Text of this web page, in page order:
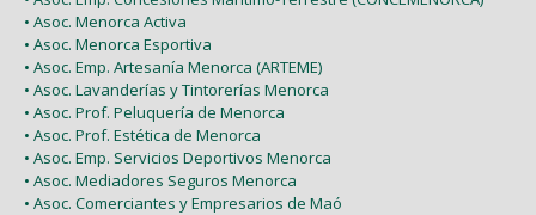
• Asoc. Menorca Activa
• Asoc. Menorca Esportiva
• Asoc. Emp. Artesanía Menorca (ARTEME)
• Asoc. Lavanderías y Tintorerías Menorca
• Asoc. Prof. Peluquería de Menorca
• Asoc. Prof. Estética de Menorca
• Asoc. Emp. Servicios Deportivos Menorca
• Asoc. Mediadores Seguros Menorca
• Asoc. Comerciantes y Empresarios de Maó